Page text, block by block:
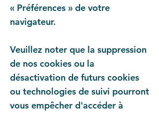
« Préférences » de votre
navigateur.
Veuillez noter que la suppression
de nos cookies ou la
désactivation de futurs cookies
ou technologies de suivi pourront
vous empêcher d'accéder à